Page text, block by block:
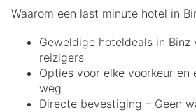
Waarom een last minute hotel in
Geweldige hoteldeals in
reizigers
Opties voor elke voorkeur en
weg
Directe bevestiging – Geen